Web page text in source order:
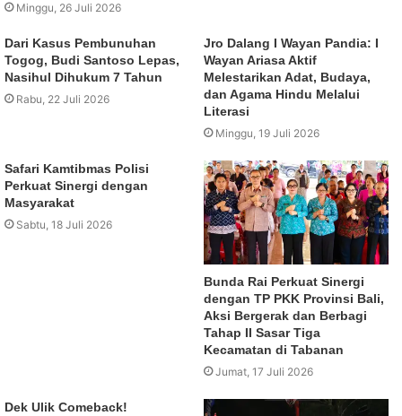
Minggu, 26 Juli 2026
Dari Kasus Pembunuhan
Togog, Budi Santoso Lepas,
Nasihul Dihukum 7 Tahun
Rabu, 22 Juli 2026
Jro Dalang I Wayan Pandia: I
Wayan Ariasa Aktif
Melestarikan Adat, Budaya,
dan Agama Hindu Melalui
Literasi
Minggu, 19 Juli 2026
Safari Kamtibmas Polisi
Perkuat Sinergi dengan
Masyarakat
Sabtu, 18 Juli 2026
Bunda Rai Perkuat Sinergi
dengan TP PKK Provinsi Bali,
Aksi Bergerak dan Berbagi
Tahap II Sasar Tiga
Kecamatan di Tabanan
Jumat, 17 Juli 2026
Dek Ulik Comeback!